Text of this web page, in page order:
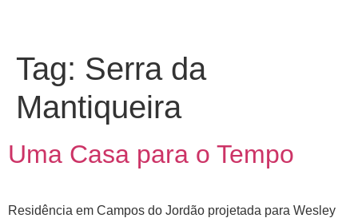
Tag: Serra da
Mantiqueira
Uma Casa para o Tempo
Residência em Campos do Jordão projetada para Wesley